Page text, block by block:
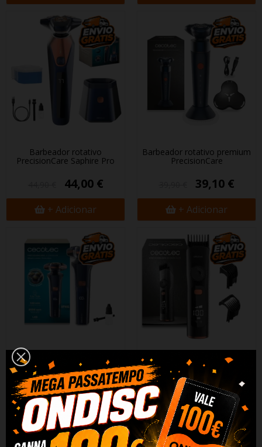
Barbeador rotativo
PrecisionCare Saphire Pro
44,00 €
+ Adicionar
Barbeador rotativo premium
PrecisionCare
39,10 €
+ Adicionar
Barbeador rotativo
PrecisionCare
26,90 € 26,36 €
+ Adicionar
Maquina Barbear
PrecisionCare Barber Elite
19,90 € 19,50 €
+ Adicionar